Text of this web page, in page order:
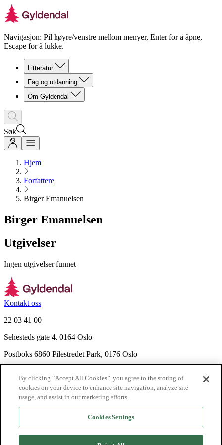
Navigasjon: Pil høyre/venstre mellom menyer, Enter for å åpne,
Escape for å lukke.
Litteratur
Fag og utdanning
Om Gyldendal
Søk
Hjem
Forfattere
Birger Emanuelsen
Birger Emanuelsen
Utgivelser
Ingen utgivelser funnet
Kontakt oss
22 03 41 00
Sehesteds gate 4, 0164 Oslo
Postboks 6860 Pilestredet Park, 0176 Oslo
Nyhetsbrev
Ledige stillinger
Send inn manus
By clicking “Accept All Cookies”, you agree to the storing of
cookies on your device to enhance site navigation, analyze site
usage, and assist in our marketing efforts.
Cookies Settings